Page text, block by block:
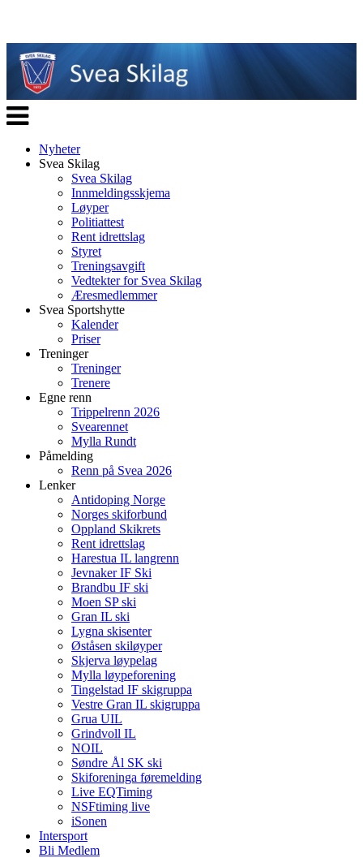
Veksle
navigasjon
Nyheter
Svea Skilag
Svea Skilag
Innmeldingsskjema
Løyper
Politiattest
Rent idrettslag
Styret
Treningsavgift
Vedtekter for Svea Skilag
Æresmedlemmer
Svea Sportshytte
Kalender
Priser
Treninger
Treninger
Trenere
Egne renn
Trippelrenn 2026
Svearennet
Mylla Rundt
Påmelding
Renn på Svea 2026
Lenker
Antidoping Norge
Norges skiforbund
Oppland Skikrets
Rent idrettslag
Harestua IL langrenn
Jevnaker IF Ski
Brandbu IF ski
Moen SP ski
Gran IL ski
Lygna skisenter
Øståsen skiløyper
Skjerva løypelag
Mylla løypeforening
Tingelstad IF skigruppa
Vestre Gran IL skigruppa
Grua UIL
Grindvoll IL
NOIL
Søndre Ål SK ski
Skiforeninga føremelding
Live EQTiming
NSFtiming live
iSonen
Intersport
Bli Medlem